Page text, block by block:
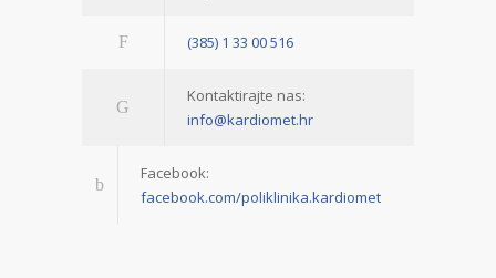
(385) 1 33 00 516
Kontaktirajte nas:
info@kardiomet.hr
Facebook:
facebook.com/poliklinika.kardiomet